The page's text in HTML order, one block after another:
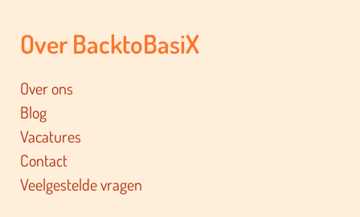
Over BacktoBasiX
Over ons
Blog
Vacatures
Contact
Veelgestelde vragen